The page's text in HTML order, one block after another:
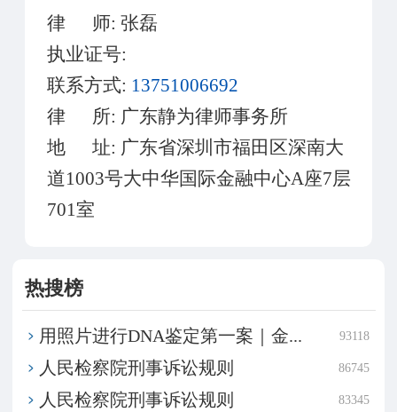
律 师: 张磊
执业证号:
联系方式: 13751006692
律 所: 广东静为律师事务所
地 址: 广东省深圳市福田区深南大
道1003号大中华国际金融中心A座7层
701室
热搜榜
用照片进行DNA鉴定第一案｜金... 93118
​人民检察院刑事诉讼规则 86745
​人民检察院刑事诉讼规则 83345